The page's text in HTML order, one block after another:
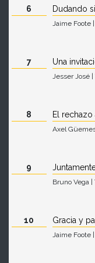
6 Dudando
Jaime Foote
7 Una
Jesser José |
8 El rechazo
Axel
9
Bruno Vega |
10
Jaime Foote